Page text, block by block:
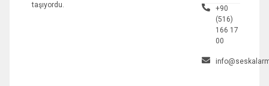
taşıyordu.
+90
(516)
166 17
00